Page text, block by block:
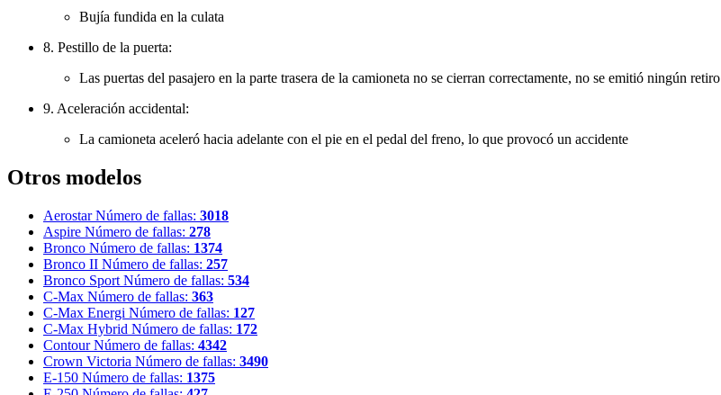
Bujía fundida en la culata
8. Pestillo de la puerta:
Las puertas del pasajero en la parte trasera de la camioneta no se cierran correctamente, no se emitió ningún retiro
9. Aceleración accidental:
La camioneta aceleró hacia adelante con el pie en el pedal del freno, lo que provocó un accidente
Otros modelos
Aerostar Número de fallas: 3018
Aspire Número de fallas: 278
Bronco Número de fallas: 1374
Bronco II Número de fallas: 257
Bronco Sport Número de fallas: 534
C-Max Número de fallas: 363
C-Max Energi Número de fallas: 127
C-Max Hybrid Número de fallas: 172
Contour Número de fallas: 4342
Crown Victoria Número de fallas: 3490
E-150 Número de fallas: 1375